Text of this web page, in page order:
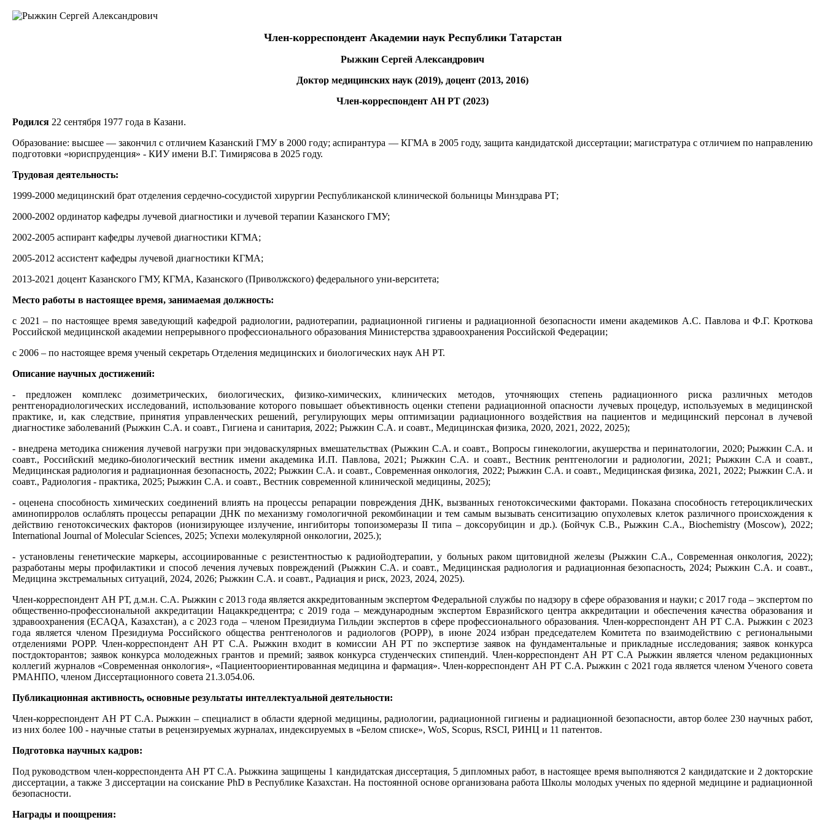
Член-корреспондент Академии наук Республики Татарстан
Рыжкин Сергей Александрович
Доктор медицинских наук (2019), доцент (2013, 2016)
Член-корреспондент АН РТ (2023)
Родился 22 сентября 1977 года в Казани.
Образование: высшее — закончил с отличием Казанский ГМУ в 2000 году; аспирантура — КГМА в 2005 году, защита кандидатской диссертации; магистратура с отличием по направлению
подготовки «юриспруденция» - КИУ имени В.Г. Тимирясова в 2025 году.
Трудовая деятельность:
1999-2000 медицинский брат отделения сердечно-сосудистой хирургии Республиканской клинической больницы Минздрава РТ;
2000-2002 ординатор кафедры лучевой диагностики и лучевой терапии Казанского ГМУ;
2002-2005 аспирант кафедры лучевой диагностики КГМА;
2005-2012 ассистент кафедры лучевой диагностики КГМА;
2013-2021 доцент Казанского ГМУ, КГМА, Казанского (Приволжского) федерального уни-верситета;
Место работы в настоящее время, занимаемая должность:
с 2021 – по настоящее время заведующий кафедрой радиологии, радиотерапии, радиационной гигиены и радиационной безопасности имени академиков А.С. Павлова и Ф.Г. Кроткова
Российской медицинской академии непрерывного профессионального образования Министерства здравоохранения Российской Федерации;
с 2006 – по настоящее время ученый секретарь Отделения медицинских и биологических наук АН РТ.
Описание научных достижений:
- предложен комплекс дозиметрических, биологических, физико-химических, клинических методов, уточняющих степень радиационного риска различных методов
рентгенорадиологических исследований, использование которого повышает объективность оценки степени радиационной опасности лучевых процедур, используемых в медицинской
практике, и, как следствие, принятия управленческих решений, регулирующих меры оптимизации радиационного воздействия на пациентов и медицинский персонал в лучевой
диагностике заболеваний (Рыжкин С.А. и соавт., Гигиена и санитария, 2022; Рыжкин С.А. и соавт., Медицинская физика, 2020, 2021, 2022, 2025);
- внедрена методика снижения лучевой нагрузки при эндоваскулярных вмешательствах (Рыжкин С.А. и соавт., Вопросы гинекологии, акушерства и перинатологии, 2020; Рыжкин С.А. и
соавт., Российский медико-биологический вестник имени академика И.П. Павлова, 2021; Рыжкин С.А. и соавт., Вестник рентгенологии и радиологии, 2021; Рыжкин С.А и соавт.,
Медицинская радиология и радиационная безопасность, 2022; Рыжкин С.А. и соавт., Современная онкология, 2022; Рыжкин С.А. и соавт., Медицинская физика, 2021, 2022; Рыжкин С.А. и
соавт., Радиология - практика, 2025; Рыжкин С.А. и соавт., Вестник современной клинической медицины, 2025);
- оценена способность химических соединений влиять на процессы репарации повреждения ДНК, вызванных генотоксическими факторами. Показана способность гетероциклических
аминопирролов ослаблять процессы репарации ДНК по механизму гомологичной рекомбинации и тем самым вызывать сенситизацию опухолевых клеток различного происхождения к
действию генотоксических факторов (ионизирующее излучение, ингибиторы топоизомеразы II типа – доксорубицин и др.). (Бойчук С.В., Рыжкин С.А., Biochemistry (Moscow), 2022;
International Journal of Molecular Sciences, 2025; Успехи молекулярной онкологии, 2025.);
- установлены генетические маркеры, ассоциированные с резистентностью к радиойодтерапии, у больных раком щитовидной железы (Рыжкин С.А., Современная онкология, 2022);
разработаны меры профилактики и способ лечения лучевых повреждений (Рыжкин С.А. и соавт., Медицинская радиология и радиационная безопасность, 2024; Рыжкин С.А. и соавт.,
Медицина экстремальных ситуаций, 2024, 2026; Рыжкин С.А. и соавт., Радиация и риск, 2023, 2024, 2025).
Член-корреспондент АН РТ, д.м.н. С.А. Рыжкин с 2013 года является аккредитованным экспертом Федеральной службы по надзору в сфере образования и науки; с 2017 года – экспертом по
общественно-профессиональной аккредитации Нацаккредцентра; с 2019 года – международным экспертом Евразийского центра аккредитации и обеспечения качества образования и
здравоохранения (ECAQA, Казахстан), а с 2023 года – членом Президиума Гильдии экспертов в сфере профессионального образования. Член-корреспондент АН РТ С.А. Рыжкин с 2023
года является членом Президиума Российского общества рентгенологов и радиологов (РОРР), в июне 2024 избран председателем Комитета по взаимодействию с региональными
отделениями РОРР. Член-корреспондент АН РТ С.А. Рыжкин входит в комиссии АН РТ по экспертизе заявок на фундаментальные и прикладные исследования; заявок конкурса
постдокторантов; заявок конкурса молодежных грантов и премий; заявок конкурса студенческих стипендий. Член-корреспондент АН РТ С.А Рыжкин является членом редакционных
коллегий журналов «Современная онкология», «Пациентоориентированная медицина и фармация». Член-корреспондент АН РТ С.А. Рыжкин с 2021 года является членом Ученого совета
РМАНПО, членом Диссертационного совета 21.3.054.06.
Публикационная активность, основные результаты интеллектуальной деятельности:
Член-корреспондент АН РТ С.А. Рыжкин – специалист в области ядерной медицины, радиологии, радиационной гигиены и радиационной безопасности, автор более 230 научных работ,
из них более 100 - научные статьи в рецензируемых журналах, индексируемых в «Белом списке», WoS, Scopus, RSCI, РИНЦ и 11 патентов.
Подготовка научных кадров:
Под руководством член-корреспондента АН РТ С.А. Рыжкина защищены 1 кандидатская диссертация, 5 дипломных работ, в настоящее время выполняются 2 кандидатские и 2 докторские
диссертации, а также 3 диссертации на соискание PhD в Республике Казахстан. На постоянной основе организована работа Школы молодых ученых по ядерной медицине и радиационной
безопасности.
Награды и поощрения: